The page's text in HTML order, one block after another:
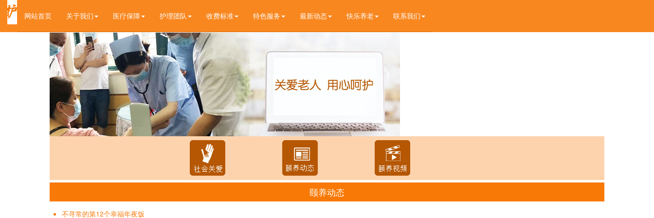
网站首页(current)关于我们 医疗保障 护理团队 收费标准 特色服务 最新动态 快乐养老 联系我们
颐养动态
不寻常的第12个幸福年夜饭